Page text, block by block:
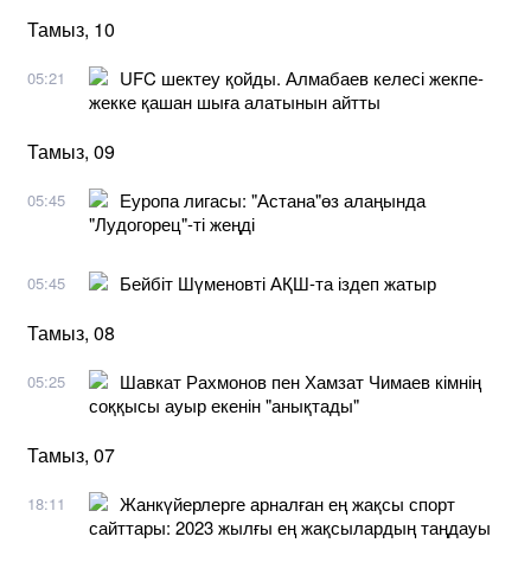
Тамыз, 10
05:21
UFC шектеу қойды. Алмабаев келесі жекпе-
жекке қашан шыға алатынын айтты
Тамыз, 09
05:45
Еуропа лигасы: "Астана"өз алаңында
"Лудогорец"-ті жеңді
05:45 Бейбіт Шүменовті АҚШ-та іздеп жатыр
Тамыз, 08
05:25
Шавкат Рахмонов пен Хамзат Чимаев кімнің
соққысы ауыр екенін "анықтады"
Тамыз, 07
18:11
Жанкүйерлерге арналған ең жақсы спорт
сайттары: 2023 жылғы ең жақсылардың таңдауы